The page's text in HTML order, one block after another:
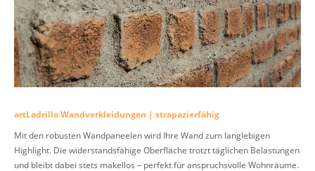
artLadrillo Wandverkleidungen | strapazierfähig
Mit den robusten Wandpaneelen wird Ihre Wand zum langlebigen
Highlight. Die widerstandsfähige Oberfläche trotzt täglichen Belastungen
und bleibt dabei stets makellos – perfekt für anspruchsvolle Wohnräume.